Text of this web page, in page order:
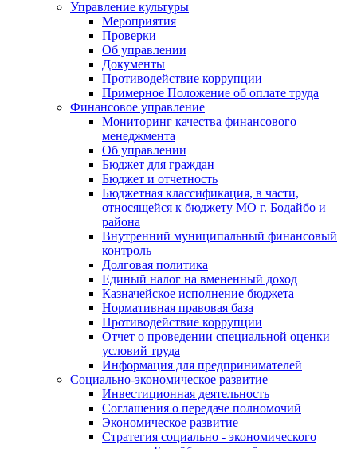
Управление культуры
Мероприятия
Проверки
Об управлении
Документы
Противодействие коррупции
Примерное Положение об оплате труда
Финансовое управление
Мониторинг качества финансового
менеджмента
Об управлении
Бюджет для граждан
Бюджет и отчетность
Бюджетная классификация, в части,
относящейся к бюджету МО г. Бодайбо и
района
Внутренний муниципальный финансовый
контроль
Долговая политика
Единый налог на вмененный доход
Казначейское исполнение бюджета
Нормативная правовая база
Противодействие коррупции
Отчет о проведении специальной оценки
условий труда
Информация для предпринимателей
Социально-экономическое развитие
Инвестиционная деятельность
Соглашения о передаче полномочий
Экономическое развитие
Стратегия социально - экономического